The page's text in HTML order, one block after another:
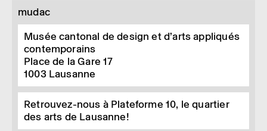
mudac
Musée cantonal de design et d’arts appliqués
contemporains
Place de la Gare 17
1003 Lausanne
Retrouvez-nous à Plateforme 10, le quartier
des arts de Lausanne!